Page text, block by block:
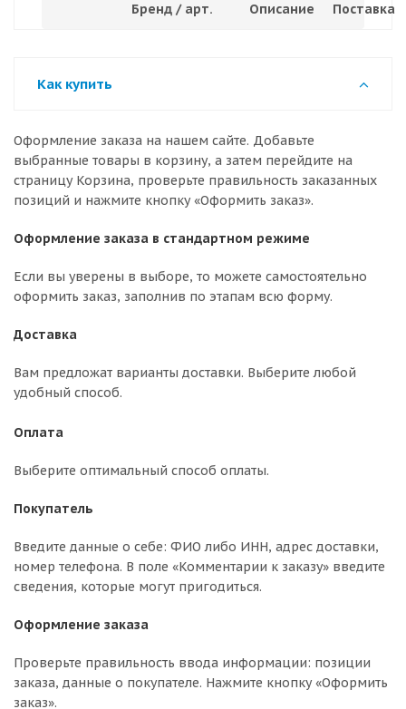
Бренд / арт. Описание Поставка
Как купить
Оформление заказа на нашем сайте. Добавьте
выбранные товары в корзину, а затем перейдите на
страницу Корзина, проверьте правильность заказанных
позиций и нажмите кнопку «Оформить заказ».
Оформление заказа в стандартном режиме
Если вы уверены в выборе, то можете самостоятельно
оформить заказ, заполнив по этапам всю форму.
Доставка
Вам предложат варианты доставки. Выберите любой
удобный способ.
Оплата
Выберите оптимальный способ оплаты.
Покупатель
Введите данные о себе: ФИО либо ИНН, адрес доставки,
номер телефона. В поле «Комментарии к заказу» введите
сведения, которые могут пригодиться.
Оформление заказа
Проверьте правильность ввода информации: позиции
заказа, данные о покупателе. Нажмите кнопку «Оформить
заказ».